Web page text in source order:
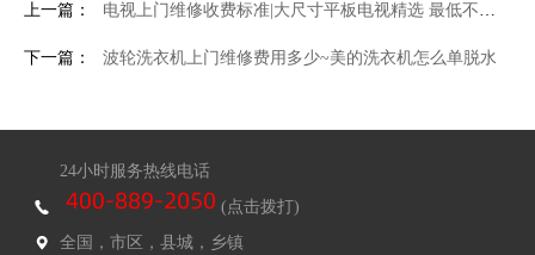
上一篇： 电视上门维修收费标准|大尺寸平板电视精选 最低不到五千
下一篇： 波轮洗衣机上门维修费用多少~美的洗衣机怎么单脱水
24小时服务热线电话
(点击拨打)
全国，市区，县城，乡镇